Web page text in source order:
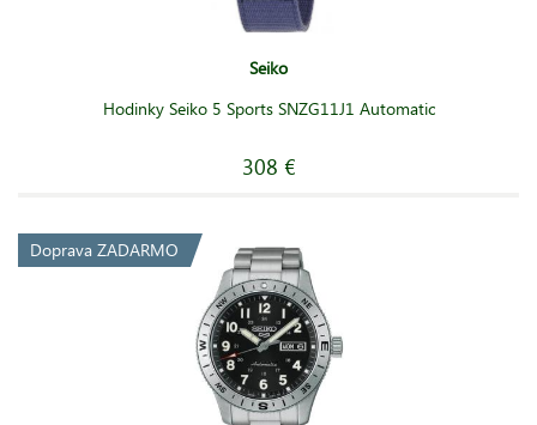
Seiko
Hodinky Seiko 5 Sports SNZG11J1 Automatic
308 €
Doprava ZADARMO